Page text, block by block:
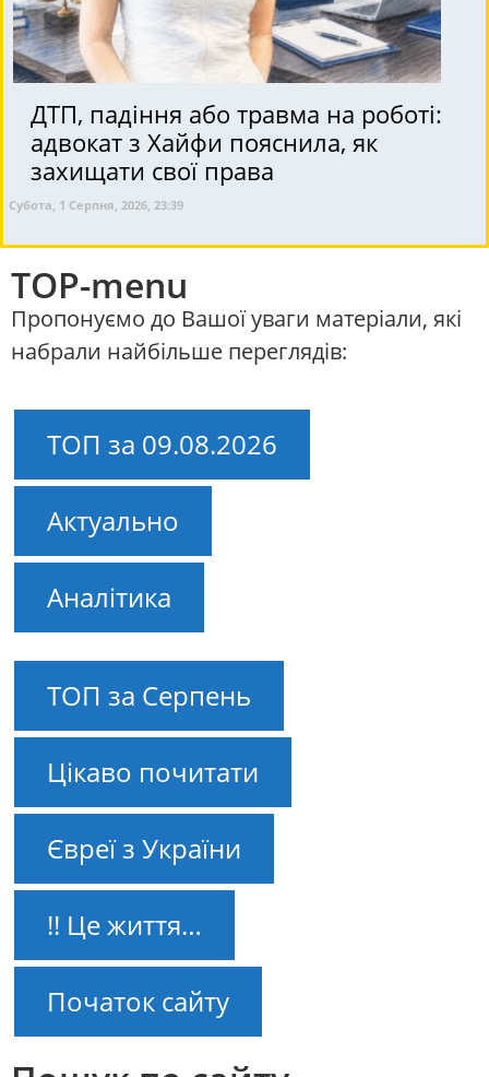
ДТП, падіння або травма на роботі:
адвокат з Хайфи пояснила, як
захищати свої права
Субота, 1 Серпня, 2026, 23:39
TOP-menu
Пропонуємо до Вашої уваги матеріали, які
набрали найбільше переглядів:
ТОП за 09.08.2026
Актуально
Аналітика
ТОП за Серпень
Цікаво почитати
Євреї з України
!! Це життя…
Початок сайту